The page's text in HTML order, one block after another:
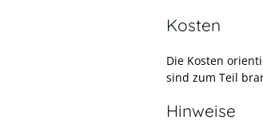
Kosten
Die Kosten
sind zum Teil
Hinweise